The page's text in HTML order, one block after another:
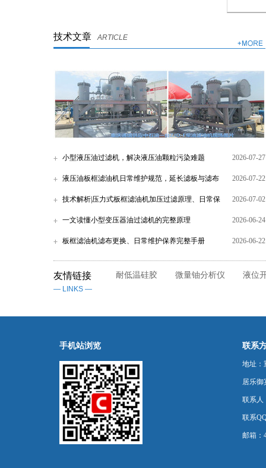
技术文章 ARTICLE
2026-07-27
小型液压油过滤机，解决液压油颗粒污染难题
2026-07-22
液压油板框滤油机日常维护规范，延长滤板与滤布
使用寿命 2026-07-02
技术解析|压力式板框滤油机加压过滤原理、日常保
养手册 2026-06-24
一文读懂小型变压器油过滤机的完整原理
2026-06-22
板框滤油机滤布更换、日常维护保养完整手册
友情链接
— LINKS —
耐低温硅胶 微量铀分析仪 液位
手机站浏览 联系
地址：
居乐御
联系人
联系
邮箱：